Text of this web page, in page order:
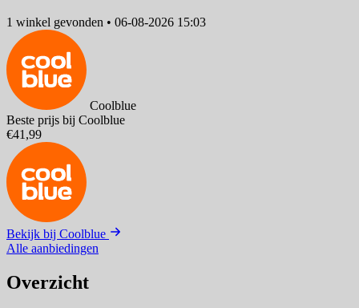
1 winkel gevonden • 06-08-2026 15:03
Coolblue
Beste prijs bij Coolblue
€41,99
Bekijk bij Coolblue
Alle aanbiedingen
Overzicht